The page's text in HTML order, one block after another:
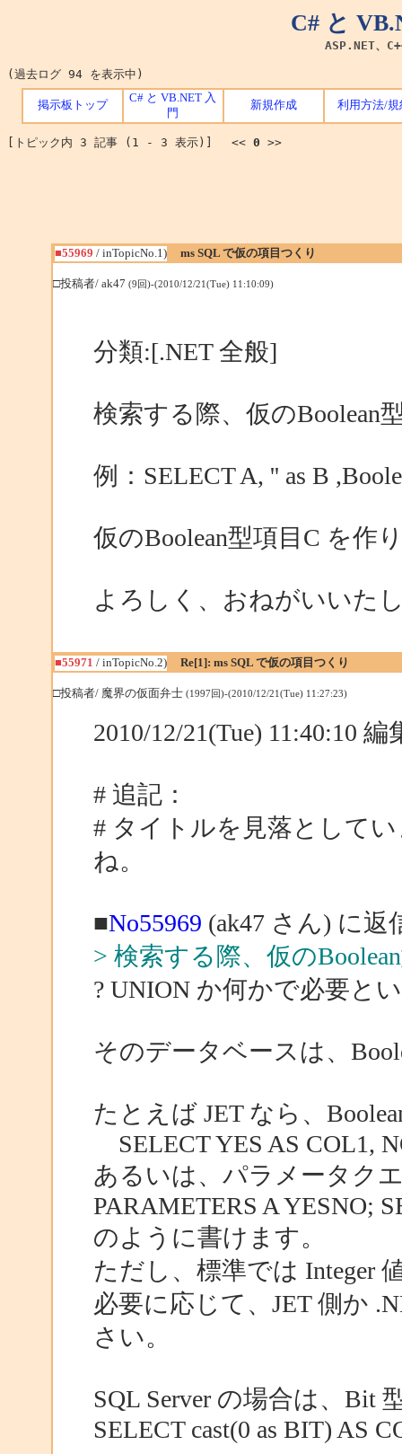
C# と
ASP.NET、
(過去ログ 94 を表示中)
掲示板トップ
C# と VB.NET 入
門
新規作成 利用方法/規
[トピック内 3 記事 (1 - 3 表示)] << 0 >>
■55969 / inTopicNo.1) ms SQL で仮の項目つくり
□投稿者/ ak47 (9回)-(2010/12/21(Tue) 11:10:09)
分類:[.NET 全般]
検索する際、仮のBoolean
例：SELECT A, '' as B
仮のBoolean型項目C を作
よろしく、おねがいいた
■55971 / inTopicNo.2) Re[1]: ms SQL で仮の項目つくり
□投稿者/ 魔界の仮面弁士 (1997回)-(2010/12/21(Tue) 11:27:23)
2010/12/21(Tue) 11:40:10
# 追記：
# タイトルを見落としてい
ね。
■No55969 (ak47 さん) に返
> 検索する際、仮の
? UNION か何かで必要と
そのデータベースは、
たとえば JET なら、
SELECT YES AS COL1,
あるいは、パラメータク
PARAMETERS A YESNO;
のように書けます。
ただし、標準では Integer
必要に応じて、JET 側か
さい。
SQL Server の場合は、Bit
SELECT cast(0 as BIT) AS